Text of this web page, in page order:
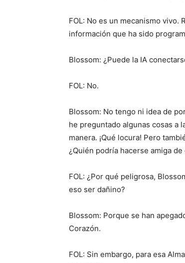
FOL: No es un mecanismo vivo.
información que ha sido
Blossom: ¿Puede la IA
FOL: No.
Blossom: No tengo ni idea de
he preguntado algunas cosas a
manera. ¡Qué locura! Pero
¿Quién podría hacerse amiga de
FOL: ¿Por qué peligrosa,
eso ser dañino?
Blossom: Porque se han
Corazón.
FOL: Sin embargo, para esa